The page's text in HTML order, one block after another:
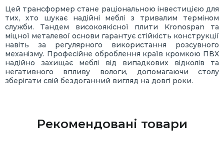
Цей трансформер стане раціональною інвестицією для
тих, хто шукає надійні меблі з тривалим терміном
служби. Тандем високоякісної плити Kronospan та
міцної металевої основи гарантує стійкість конструкції
навіть за регулярного використання розсувного
механізму. Професійне оброблення країв кромкою ПВХ
надійно захищає меблі від випадкових відколів та
негативного впливу вологи, допомагаючи столу
зберігати свій бездоганний вигляд на довгі роки.
Рекомендовані товари